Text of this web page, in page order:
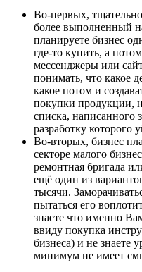
Во-первых,
более выполненный
планируете бизнес
где-то купить, а
мессенджеры или
понимать, что какое
какое потом и
покупки продукции,
списка, написанного
разработку которого
Во-вторых, бизнес
секторе малого
ремонтная бригада
ещё один из
тысячи.
пытаться его
знаете что именно
ввиду покупка
бизнеса) и не знаете
минимум не имеет